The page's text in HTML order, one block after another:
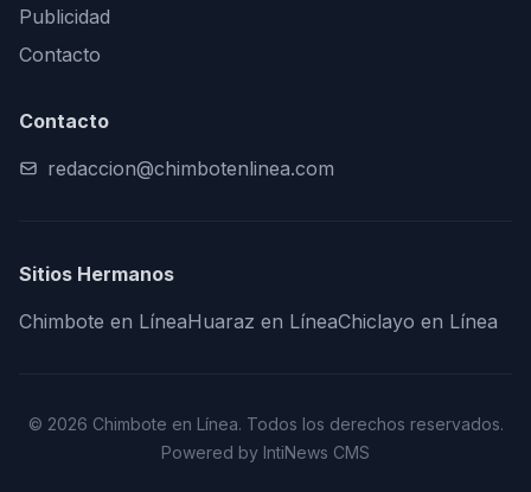
Publicidad
Contacto
Contacto
redaccion@chimbotenlinea.com
Sitios Hermanos
Chimbote en LíneaHuaraz en LíneaChiclayo en Línea
© 2026 Chimbote en Línea. Todos los derechos reservados.
Powered by IntiNews CMS